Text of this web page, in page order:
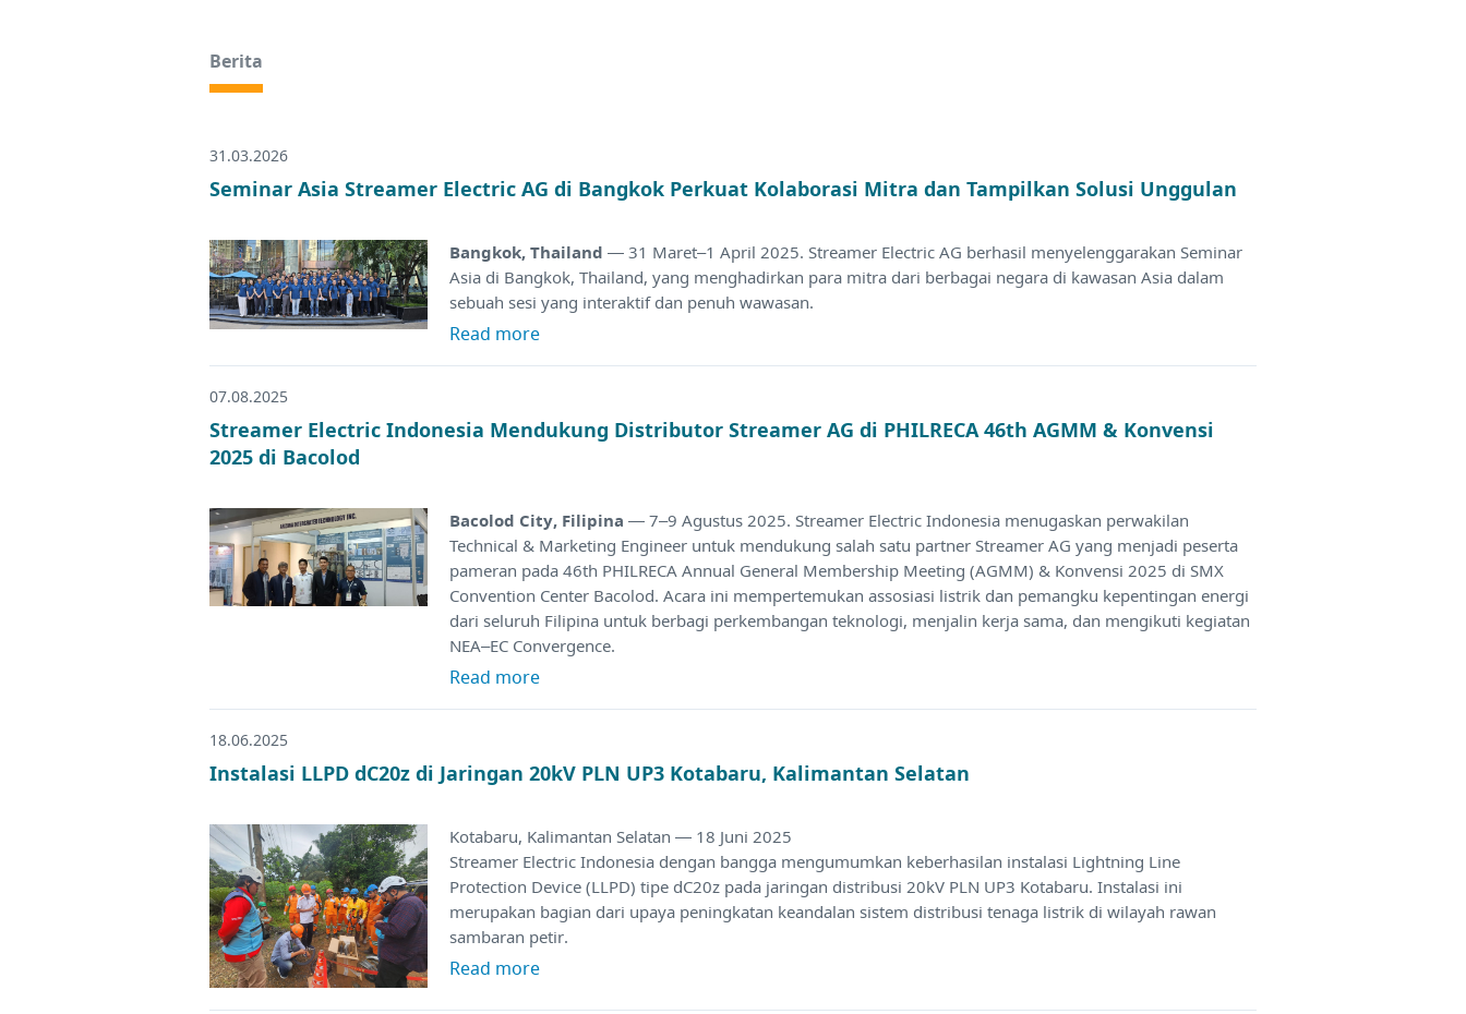
Berita
31.03.2026
Seminar Asia Streamer Electric AG di Bangkok Perkuat Kolaborasi Mitra dan Tampilkan Solusi Unggulan
Bangkok, Thailand — 31 Maret–1 April 2025. Streamer Electric AG berhasil menyelenggarakan Seminar
Asia di Bangkok, Thailand, yang menghadirkan para mitra dari berbagai negara di kawasan Asia dalam
sebuah sesi yang interaktif dan penuh wawasan.
Read more
07.08.2025
Streamer Electric Indonesia Mendukung Distributor Streamer AG di PHILRECA 46th AGMM & Konvensi
2025 di Bacolod
Bacolod City, Filipina — 7–9 Agustus 2025. Streamer Electric Indonesia menugaskan perwakilan
Technical & Marketing Engineer untuk mendukung salah satu partner Streamer AG yang menjadi peserta
pameran pada 46th PHILRECA Annual General Membership Meeting (AGMM) & Konvensi 2025 di SMX
Convention Center Bacolod. Acara ini mempertemukan assosiasi listrik dan pemangku kepentingan energi
dari seluruh Filipina untuk berbagi perkembangan teknologi, menjalin kerja sama, dan mengikuti kegiatan
NEA–EC Convergence.
Read more
18.06.2025
Instalasi LLPD dC20z di Jaringan 20kV PLN UP3 Kotabaru, Kalimantan Selatan
Kotabaru, Kalimantan Selatan — 18 Juni 2025
Streamer Electric Indonesia dengan bangga mengumumkan keberhasilan instalasi Lightning Line
Protection Device (LLPD) tipe dC20z pada jaringan distribusi 20kV PLN UP3 Kotabaru. Instalasi ini
merupakan bagian dari upaya peningkatan keandalan sistem distribusi tenaga listrik di wilayah rawan
sambaran petir.
Read more